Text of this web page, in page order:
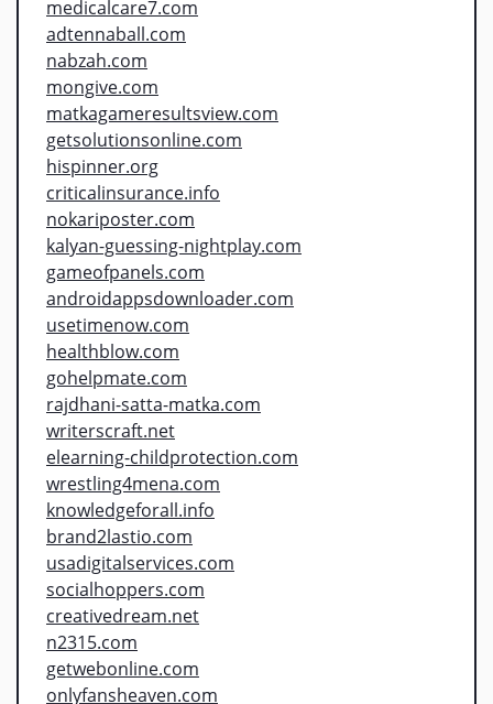
medicalcare7.com
adtennaball.com
nabzah.com
mongive.com
matkagameresultsview.com
getsolutionsonline.com
hispinner.org
criticalinsurance.info
nokariposter.com
kalyan-guessing-nightplay.com
gameofpanels.com
androidappsdownloader.com
usetimenow.com
healthblow.com
gohelpmate.com
rajdhani-satta-matka.com
writerscraft.net
elearning-childprotection.com
wrestling4mena.com
knowledgeforall.info
brand2lastio.com
usadigitalservices.com
socialhoppers.com
creativedream.net
n2315.com
getwebonline.com
onlyfansheaven.com